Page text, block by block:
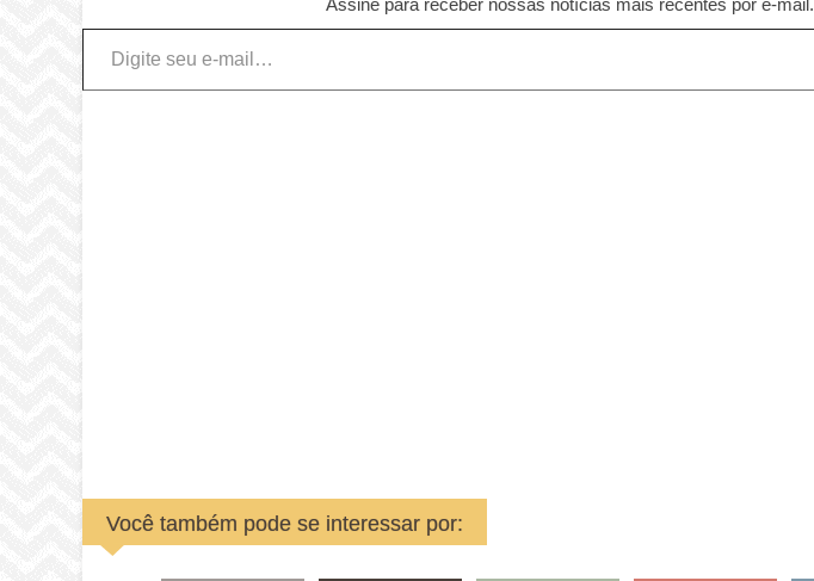
Digite seu e-mail…
Você também pode se interessar por: